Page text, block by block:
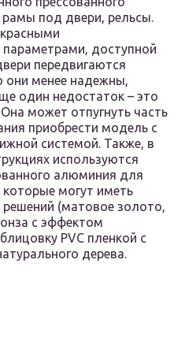
под двери, рельсы.
доступной
передвигаются
они менее надежны,
один недостаток – это
может отпугнуть часть
приобрести модель с
системой. Также, в
используются
алюминия для
могут иметь
решений (матовое золото,
с эффектом
PVC пленкой с
дерева.